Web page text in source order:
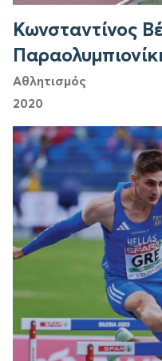
Κωνσταντίνος
Αθλητισμός
2020